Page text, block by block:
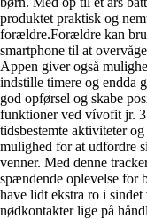
produktet praktisk og
forældre.Forældre kan
smartphone til at
Appen giver også
indstille timere og endda
god opførsel og skabe
funktioner ved vívofit jr. 3
tidsbestemte aktiviteter
mulighed for at udfordre
venner. Med denne
spændende oplevelse for
have lidt ekstra ro i sindet
nødkontakter lige på